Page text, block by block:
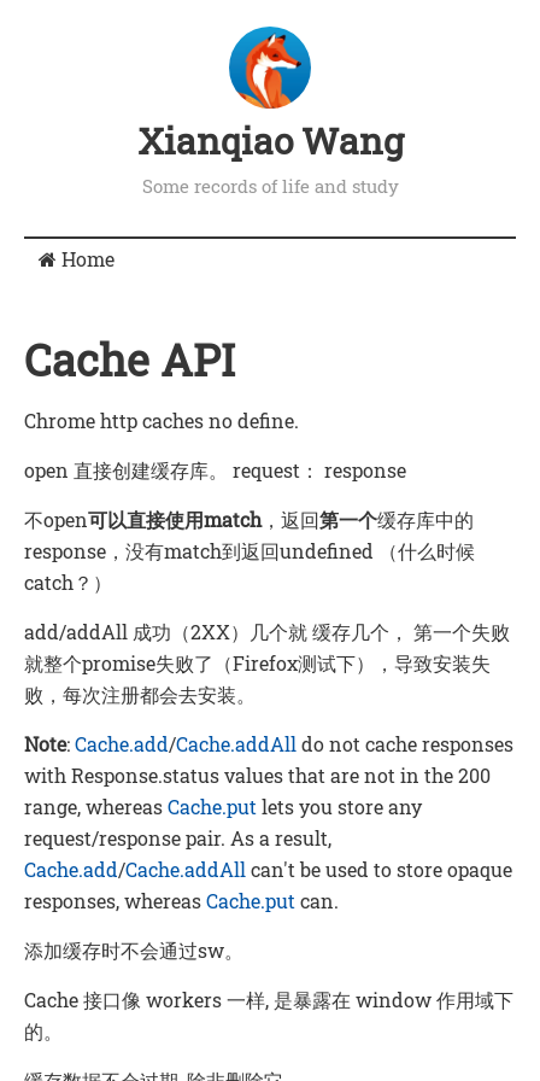
Xianqiao Wang
Some records of life and study
Home
Cache API
Chrome http caches no define.
open 直接创建缓存库。 request： response
不open可以直接使用match，返回第一个缓存库中的
response，没有match到返回undefined （什么时候
catch？）
add/addAll 成功（2XX）几个就 缓存几个， 第一个失败
就整个promise失败了（Firefox测试下），导致安装失
败，每次注册都会去安装。
Note:Cache.add/Cache.addAll do not cache responses
with Response.status values that are not in the 200
range, whereasCache.put lets you store any
request/response pair. As a result,
Cache.add/Cache.addAll can't be used to store opaque
responses, whereasCache.put can.
添加缓存时不会通过sw。
Cache 接口像 workers 一样, 是暴露在 window 作用域下
的。